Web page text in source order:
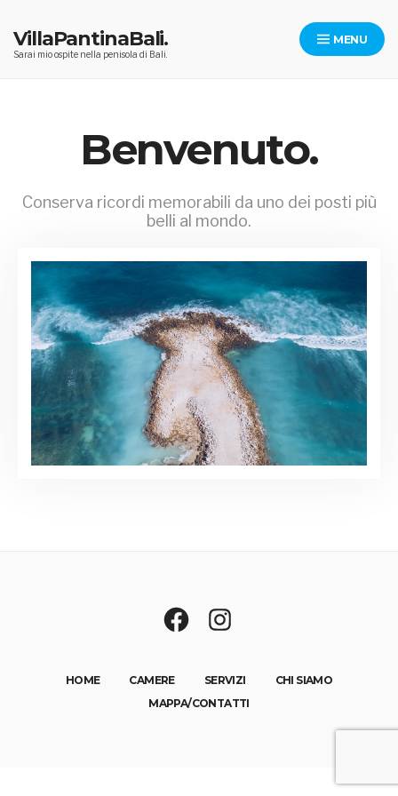
to
content
VillaPantinaBali.
Sarai mio ospite nella penisola di Bali.
MENU
Benvenuto.
Conserva ricordi memorabili da uno dei posti più
belli al mondo.
HOME CAMERE SERVIZI
CHI SIAMO
MAPPA/CONTATTI